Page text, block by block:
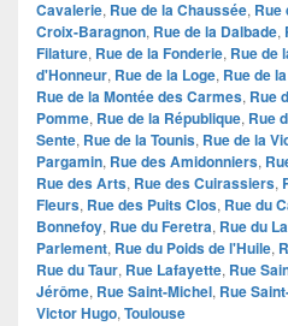
Cavalerie, Rue de la Chaussée, Rue
Croix-Baragnon, Rue de la Dalbade,
Filature, Rue de la Fonderie, Rue de
d'Honneur, Rue de la Loge, Rue de
Rue de la Montée des Carmes, Rue
Pomme, Rue de la République, Rue
Sente, Rue de la Tounis, Rue de la
Pargamin, Rue des Amidonniers,
Rue des Arts, Rue des Cuirassiers,
Fleurs, Rue des Puits Clos, Rue du
Bonnefoy, Rue du Feretra, Rue du
Parlement, Rue du Poids de l'Huile,
Rue du Taur, Rue Lafayette, Rue
Jérôme, Rue Saint-Michel, Rue
Victor Hugo, Toulouse